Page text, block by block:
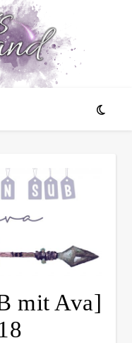
mit Ava]